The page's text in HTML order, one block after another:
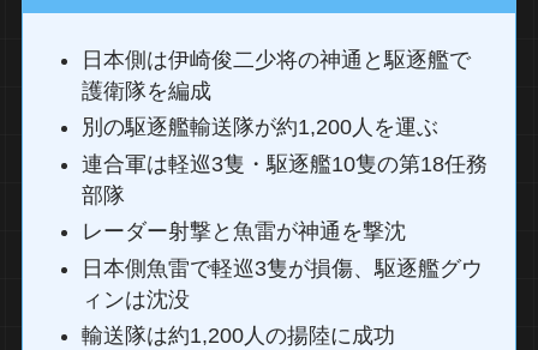
日本側は伊崎俊二少将の神通と駆逐艦で
護衛隊を編成
別の駆逐艦輸送隊が約1,200人を運ぶ
連合軍は軽巡3隻・駆逐艦10隻の第18任務
部隊
レーダー射撃と魚雷が神通を撃沈
日本側魚雷で軽巡3隻が損傷、駆逐艦グウ
ィンは沈没
輸送隊は約1,200人の揚陸に成功